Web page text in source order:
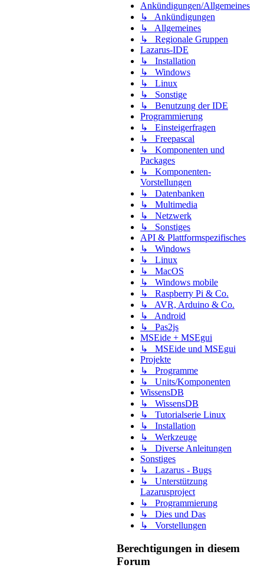
Ankündigungen/Allgemeines
↳ Ankündigungen
↳ Allgemeines
↳ Regionale Gruppen
Lazarus-IDE
↳ Installation
↳ Windows
↳ Linux
↳ Sonstige
↳ Benutzung der IDE
Programmierung
↳ Einsteigerfragen
↳ Freepascal
↳ Komponenten und
Packages
↳ Komponenten-
Vorstellungen
↳ Datenbanken
↳ Multimedia
↳ Netzwerk
↳ Sonstiges
API & Plattformspezifisches
↳ Windows
↳ Linux
↳ MacOS
↳ Windows mobile
↳ Raspberry Pi & Co.
↳ AVR, Arduino & Co.
↳ Android
↳ Pas2js
MSEide + MSEgui
↳ MSEide und MSEgui
Projekte
↳ Programme
↳ Units/Komponenten
WissensDB
↳ WissensDB
↳ Tutorialserie Linux
↳ Installation
↳ Werkzeuge
↳ Diverse Anleitungen
Sonstiges
↳ Lazarus - Bugs
↳ Unterstützung
Lazarusproject
↳ Programmierung
↳ Dies und Das
↳ Vorstellungen
Berechtigungen in diesem
Forum